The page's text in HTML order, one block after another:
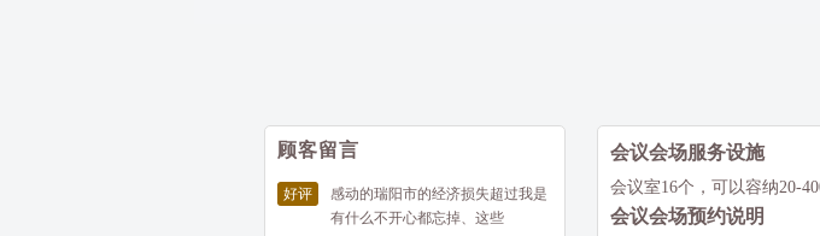
顾客留言
好评
感动的瑞阳市的经济损失超过我是
有什么不开心都忘掉、这些
会议会场服务设施
会议室16个，可以容纳20-
会议会场预约说明